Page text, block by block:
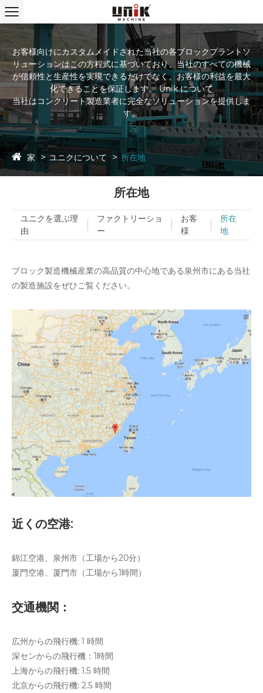
お客様向けにカスタムメイドされた当社の各ブロックプラントソ
リューションはこの方程式に基づいており、当社のすべての機械
が信頼性と生産性を実現できるだけでなく、お客様の利益を最大
化できることを保証します。 Unik について
当社はコンクリート製造業者に完全なソリューションを提供しま
す。
家 ユニクについて 所在地
所在地
ユニクを選ぶ理
由
ファクトリーショ
ー
お客
様
所在
地
ブロック製造機械産業の高品質の中心地である泉州市にある当社
の製造施設をぜひご覧ください。
近くの空港:
錦江空港、泉州市（工場から20分）
厦門空港、厦門市（工場から1時間）
交通機関：
広州からの飛行機: 1 時間
深センからの飛行機：1時間
上海からの飛行機: 1.5 時間
北京からの飛行機: 2.5 時間